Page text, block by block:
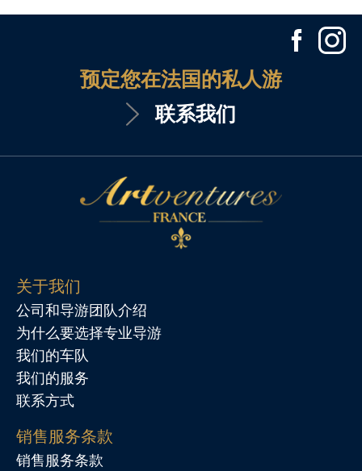
预定您在法国的私人游
联系我们
关于我们
公司和导游团队介绍
为什么要选择专业导游
我们的车队
我们的服务
联系方式
销售服务条款
销售服务条款